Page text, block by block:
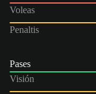
Voleas
Penaltis
Pases
Visión